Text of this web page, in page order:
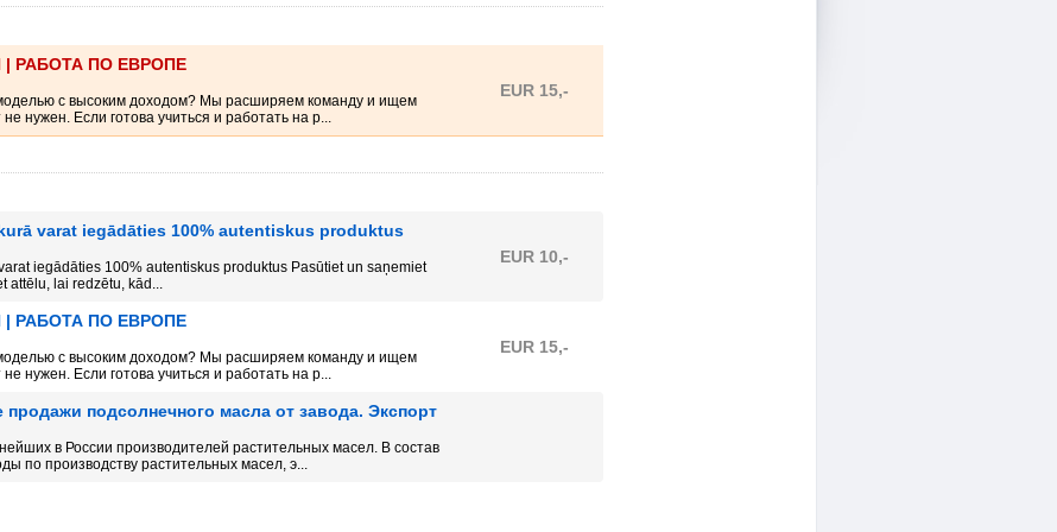
РАБОТА ПО ЕВРОПЕ
с высоким доходом? Мы расширяем команду и ищем
нужен. Если готова учиться и работать на р...
EUR 15,-
varat iegādāties 100% autentiskus produktus
iegādāties 100% autentiskus produktus Pasūtiet un saņemiet
attēlu, lai redzētu, kād...
EUR 10,-
РАБОТА ПО ЕВРОПЕ
с высоким доходом? Мы расширяем команду и ищем
нужен. Если готова учиться и работать на р...
EUR 15,-
подсолнечного масла от завода. Экспорт
в России производителей растительных масел. В состав
по производству растительных масел, э...